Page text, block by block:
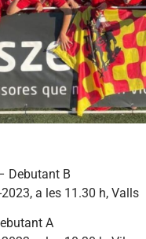
Debutant B
a les 11.30 h, Valls
A